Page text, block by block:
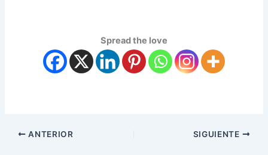
Spread the love
ANTERIOR SIGUIENTE